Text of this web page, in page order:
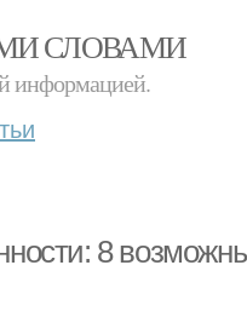
СЛОВАМИ
информацией.
8